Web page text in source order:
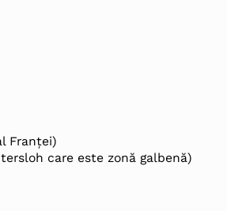
Franţei)
care este zonă galbenă)